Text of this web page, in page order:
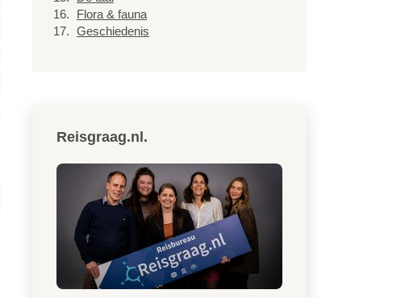
Flora & fauna
Geschiedenis
Reisgraag.nl.